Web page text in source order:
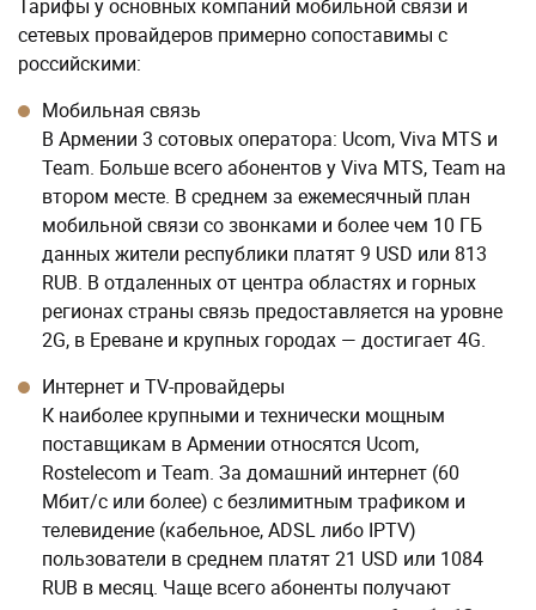
Тарифы у основных компаний мобильной связи и
сетевых провайдеров примерно сопоставимы с
российскими:
Мобильная связь
В Армении 3 сотовых оператора: Ucom, Viva MTS и
Team. Больше всего абонентов у Viva MTS, Team на
втором месте. В среднем за ежемесячный план
мобильной связи со звонками и более чем 10 ГБ
данных жители республики платят 9 USD или 813
RUB. В отдаленных от центра областях и горных
регионах страны связь предоставляется на уровне
2G, в Ереване и крупных городах — достигает 4G.
Интернет и TV-провайдеры
К наиболее крупными и технически мощным
поставщикам в Армении относятся Ucom,
Rostelecom и Team. За домашний интернет (60
Мбит/с или более) с безлимитным трафиком и
телевидение (кабельное, ADSL либо IPTV)
пользователи в среднем платят 21 USD или 1084
RUB в месяц. Чаще всего абоненты получают